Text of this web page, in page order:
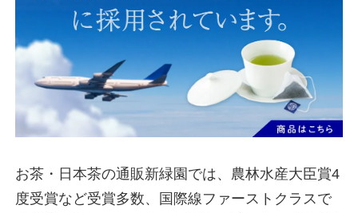
お茶・日本茶の通販新緑園では、農林水産大臣賞4
度受賞など受賞多数、国際線ファーストクラスで